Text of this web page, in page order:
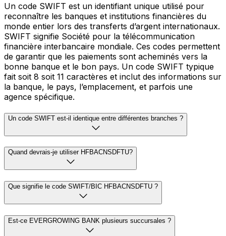
Un code SWIFT est un identifiant unique utilisé pour
reconnaître les banques et institutions financières du
monde entier lors des transferts d’argent internationaux.
SWIFT signifie Société pour la télécommunication
financière interbancaire mondiale. Ces codes permettent
de garantir que les paiements sont acheminés vers la
bonne banque et le bon pays. Un code SWIFT typique
fait soit 8 soit 11 caractères et inclut des informations sur
la banque, le pays, l’emplacement, et parfois une
agence spécifique.
Un code SWIFT est-il identique entre différentes branches ?
Quand devrais-je utiliser HFBACNSDFTU?
Que signifie le code SWIFT/BIC HFBACNSDFTU ?
Est-ce EVERGROWING BANK plusieurs succursales ?